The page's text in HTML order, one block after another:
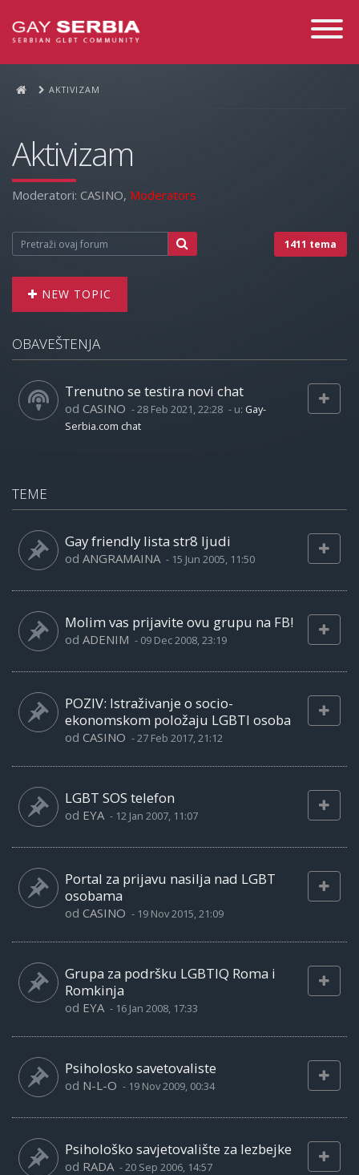
Toggle
AKTIVIZAM
Aktivizam
Moderatori: CASINO, Moderators
1411 tema
NEW TOPIC
OBAVEŠTENJA
Trenutno se testira novi chat
od CASINO -28 Feb 2021, 22:28 - u: Gay-
Serbia.com chat
TEME
Gay friendly lista str8 ljudi
od ANGRAMAINA - 15 Jun 2005, 11:50
Molim vas prijavite ovu grupu na FB!
od ADENIM - 09 Dec 2008, 23:19
POZIV: Istraživanje o socio-
ekonomskom položaju LGBTI osoba
od CASINO -27 Feb 2017, 21:12
LGBT SOS telefon
od EYA - 12 Jan 2007, 11:07
Portal za prijavu nasilja nad LGBT
osobama
od CASINO - 19 Nov 2015, 21:09
Grupa za podršku LGBTIQ Roma i
Romkinja
od EYA - 16 Jan 2008, 17:33
Psiholosko savetovaliste
od N-L-O - 19 Nov 2009, 00:34
Psihološko savjetovalište za lezbejke
od RADA -20 Sep 2006, 14:57